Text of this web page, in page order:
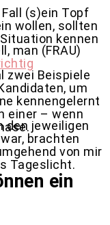
(s)ein Topf
wollen, sollten
kennen
man (FRAU)
zwei Beispiele
um
kennengelernt
einer – wenn
den jeweiligen
brachten
von mir
Tageslicht.
ein